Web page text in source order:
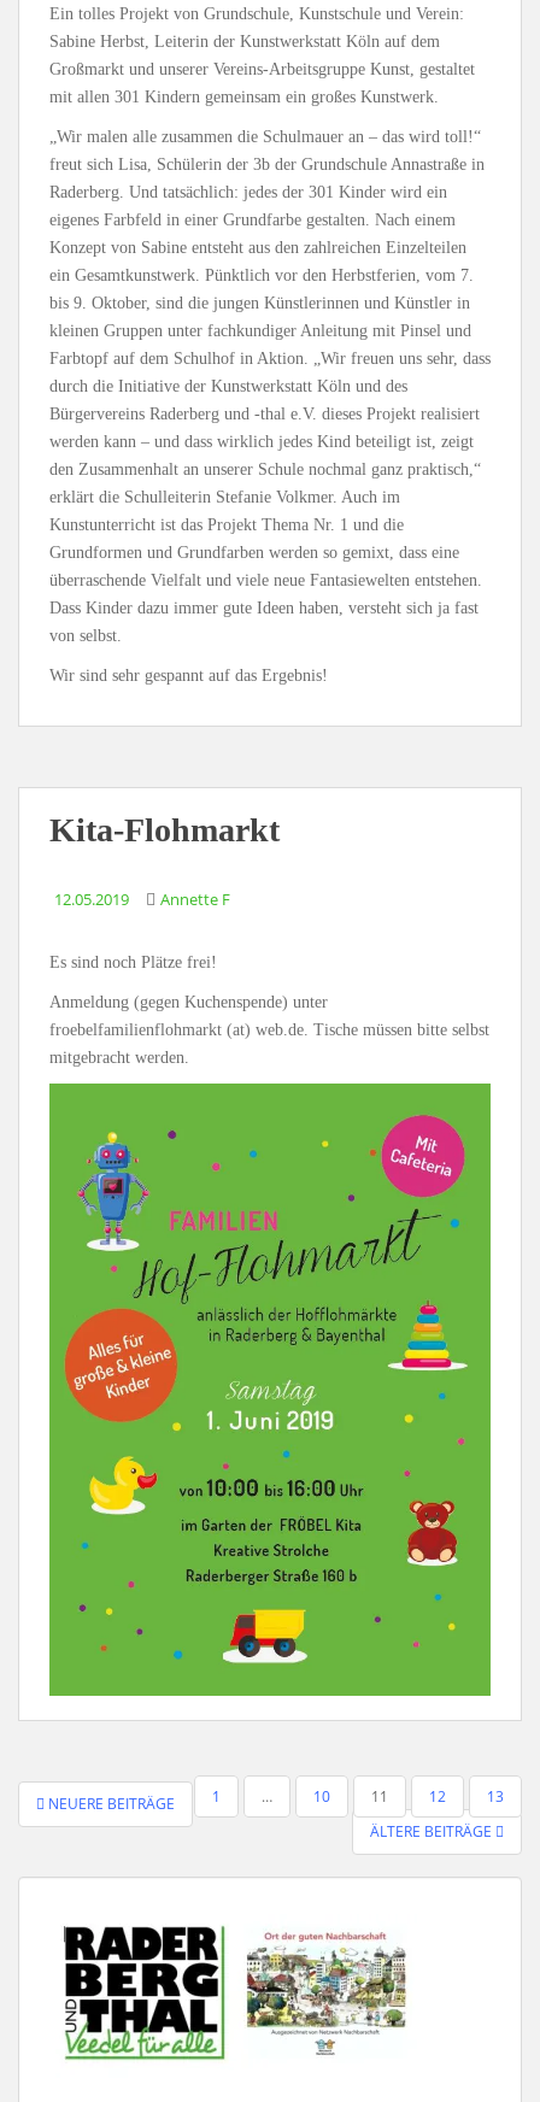
Ein tolles Projekt von Grundschule, Kunstschule und Verein:
Sabine Herbst, Leiterin der Kunstwerkstatt Köln auf dem
Großmarkt und unserer Vereins-Arbeitsgruppe Kunst, gestaltet
mit allen 301 Kindern gemeinsam ein großes Kunstwerk.
„Wir malen alle zusammen die Schulmauer an – das wird toll!“
freut sich Lisa, Schülerin der 3b der Grundschule Annastraße in
Raderberg. Und tatsächlich: jedes der 301 Kinder wird ein
eigenes Farbfeld in einer Grundfarbe gestalten. Nach einem
Konzept von Sabine entsteht aus den zahlreichen Einzelteilen
ein Gesamtkunstwerk. Pünktlich vor den Herbstferien, vom 7.
bis 9. Oktober, sind die jungen Künstlerinnen und Künstler in
kleinen Gruppen unter fachkundiger Anleitung mit Pinsel und
Farbtopf auf dem Schulhof in Aktion. „Wir freuen uns sehr, dass
durch die Initiative der Kunstwerkstatt Köln und des
Bürgervereins Raderberg und -thal e.V. dieses Projekt realisiert
werden kann – und dass wirklich jedes Kind beteiligt ist, zeigt
den Zusammenhalt an unserer Schule nochmal ganz praktisch,“
erklärt die Schulleiterin Stefanie Volkmer. Auch im
Kunstunterricht ist das Projekt Thema Nr. 1 und die
Grundformen und Grundfarben werden so gemixt, dass eine
überraschende Vielfalt und viele neue Fantasiewelten entstehen.
Dass Kinder dazu immer gute Ideen haben, versteht sich ja fast
von selbst.
Wir sind sehr gespannt auf das Ergebnis!
Kita-Flohmarkt
12.05.2019 Annette F
Es sind noch Plätze frei!
Anmeldung (gegen Kuchenspende) unter
froebelfamilienflohmarkt (at) web.de. Tische müssen bitte selbst
mitgebracht werden.
SEITENNUMMERIERUNG
DER
NEUERE BEITRÄGE 1 … 10 11 12
13
ÄLTERE BEITRÄGE